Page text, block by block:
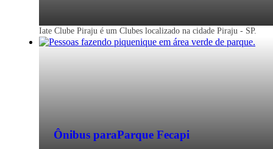
Iate Clube Piraju é um Clubes localizado na cidade Piraju - SP.
Ônibus paraParque Fecapi